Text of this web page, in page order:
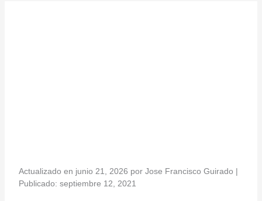
Actualizado en junio 21, 2026 por Jose Francisco Guirado |
Publicado: septiembre 12, 2021